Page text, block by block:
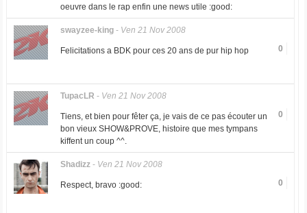
oeuvre dans le rap enfin une news utile :good:
swayzee-king- Ven 21 Nov 2008
0
Felicitations a BDK pour ces 20 ans de pur hip hop
TupacLR - Ven 21 Nov 2008
0
Tiens, et bien pour fêter ça, je vais de ce pas écouter un
bon vieux SHOW&PROVE, histoire que mes tympans
kiffent un coup ^^.
Shadizz- Ven 21 Nov 2008
0
Respect, bravo :good: